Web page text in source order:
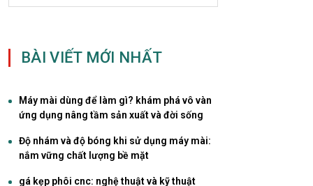
BÀI VIẾT MỚI NHẤT
Máy mài dùng để làm gì? khám phá vô vàn
ứng dụng nâng tầm sản xuất và đời sống
Độ nhám và độ bóng khi sử dụng máy mài:
nắm vững chất lượng bề mặt
gá kẹp phôi cnc: nghệ thuật và kỹ thuật